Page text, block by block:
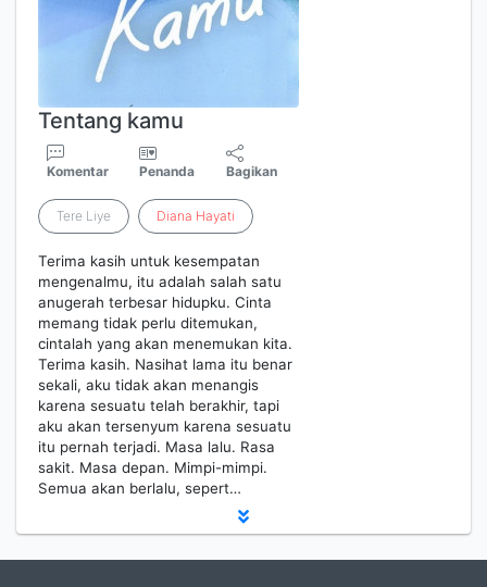
Tentang kamu
Komentar Penanda Bagikan
Tere Liye Diana Hayati
Terima kasih untuk kesempatan
mengenalmu, itu adalah salah satu
anugerah terbesar hidupku. Cinta
memang tidak perlu ditemukan,
cintalah yang akan menemukan kita.
Terima kasih. Nasihat lama itu benar
sekali, aku tidak akan menangis
karena sesuatu telah berakhir, tapi
aku akan tersenyum karena sesuatu
itu pernah terjadi. Masa lalu. Rasa
sakit. Masa depan. Mimpi-mimpi.
Semua akan berlalu, sepert…